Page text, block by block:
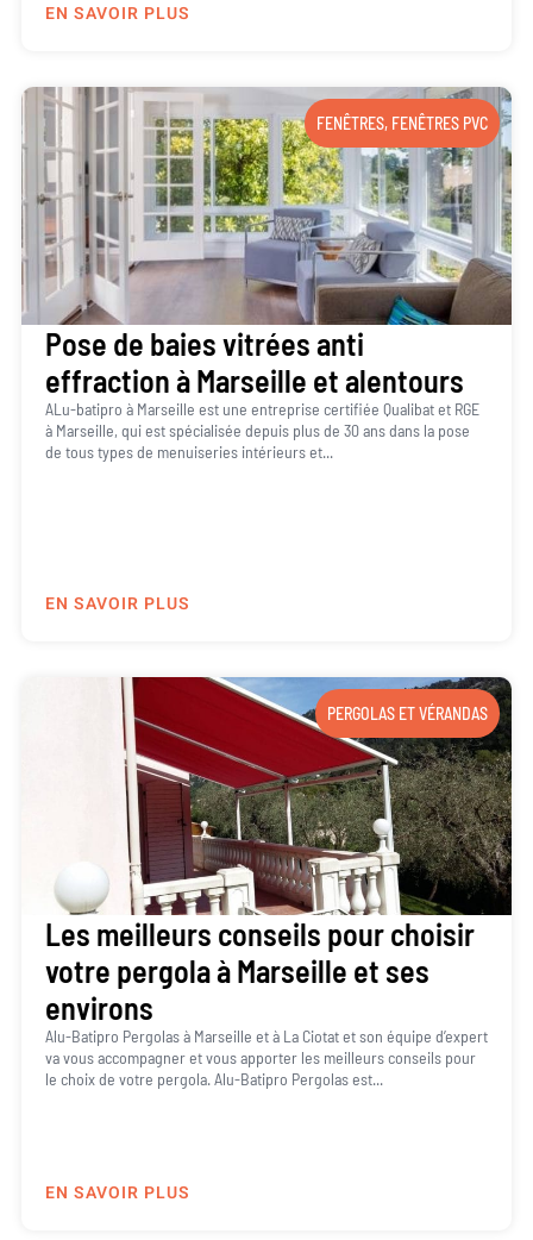
EN SAVOIR PLUS
FENÊTRES, FENÊTRES PVC
Pose de baies vitrées anti
effraction à Marseille et alentours
ALu-batipro à Marseille est une entreprise certifiée Qualibat et RGE
à Marseille, qui est spécialisée depuis plus de 30 ans dans la pose
de tous types de menuiseries intérieurs et...
EN SAVOIR PLUS
PERGOLAS ET VÉRANDAS
Les meilleurs conseils pour choisir
votre pergola à Marseille et ses
environs
Alu-Batipro Pergolas à Marseille et à La Ciotat et son équipe d’expert
va vous accompagner et vous apporter les meilleurs conseils pour
le choix de votre pergola. Alu-Batipro Pergolas est...
EN SAVOIR PLUS